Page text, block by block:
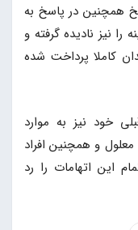
همچنین در پاسخ به
نیز نادیده گرفته و
کاملا پرداخت شده
خود نیز به موارد
معلول و همچنین افراد
این اتهامات را رد